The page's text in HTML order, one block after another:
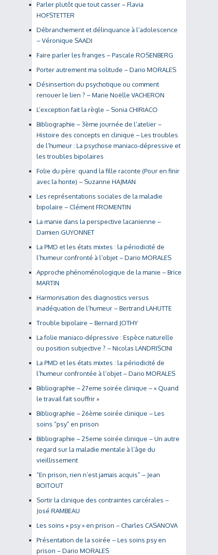
Parler plutôt que tout casser – Flavia
HOFSTETTER
Débranchement et délinquance à l’adolescence
– Véronique SAADI
Faire parler les franges – Pascale ROSENBERG
Porter autrement ma solitude – Dario MORALES
Désinsertion du psychotique ou comment
renouer le lien ? – Marie Noëlle VACHERON
L’exception fait la règle – Sonia CHIRIACO
Bibliographie – 3ème journée de l’atelier –
Histoire des concepts en clinique – Les troubles
de l’humeur : La psychose maniaco-dépressive et
les troubles bipolaires
Folie du père: quand la fille raconte (Pour en finir
avec la honte) – Suzanne HAJMAN
Les représentations sociales de la maladie
bipolaire – Clément FROMENTIN
La manie dans la perspective lacanienne –
Damien GUYONNET
La PMD et les états mixtes : la périodicité de
l’humeur confronté à l’objet – Dario MORALES
Approche phénoménologique de la manie – Brice
MARTIN
Harmonisation des diagnostics versus
inadéquation de l’humeur – Bertrand LAHUTTE
Trouble bipolaire – Bernard JOTHY
La folie maniaco-dépressive : Espèce naturelle
ou position subjective ? – Nicolas LANDRISCINI
La PMD et les états mixtes : la périodicité de
l’humeur confrontée à l’objet – Dario MORALES
Bibliographie – 27eme soirée clinique – « Quand
le travail fait souffrir »
Bibliographie – 26ème soirée clinique – Les
soins “psy” en prison
Bibliographie – 25eme soirée clinique – Un autre
regard sur la maladie mentale à l’âge du
vieillissement
“En prison, rien n’est jamais acquis” – Jean
BOITOUT
Sortir la clinique des contraintes carcérales –
José RAMBEAU
Les soins « psy » en prison – Charles CASANOVA
Présentation de la soirée – Les soins psy en
prison – Dario MORALES